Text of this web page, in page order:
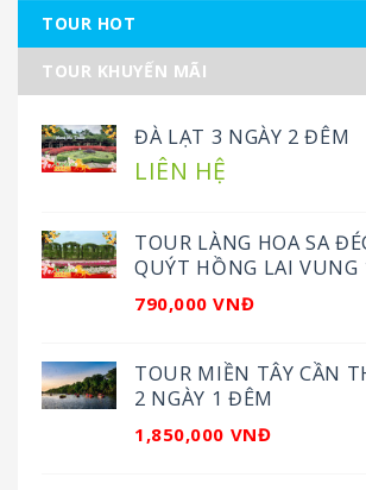
TOUR HOT
TOUR KHUYẾN MÃI
ĐÀ LẠT 3 NGÀY 2 ĐÊM
LIÊN HỆ
TOUR LÀNG HOA SA
QUÝT HỒNG LAI VUNG
790,000 VNĐ
TOUR MIỀN TÂY CẦN
2 NGÀY 1 ĐÊM
1,850,000 VNĐ